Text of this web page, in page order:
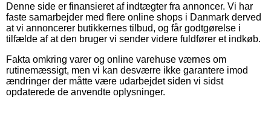
Denne side er finansieret af indtægter fra annoncer. Vi har
faste samarbejder med flere online shops i Danmark derved
at vi annoncerer butikkernes tilbud, og får godtgørelse i
tilfælde af at den bruger vi sender videre fuldfører et indkøb.
Fakta omkring varer og online varehuse værnes om
rutinemæssigt, men vi kan desværre ikke garantere imod
ændringer der måtte være udarbejdet siden vi sidst
opdaterede de anvendte oplysninger.